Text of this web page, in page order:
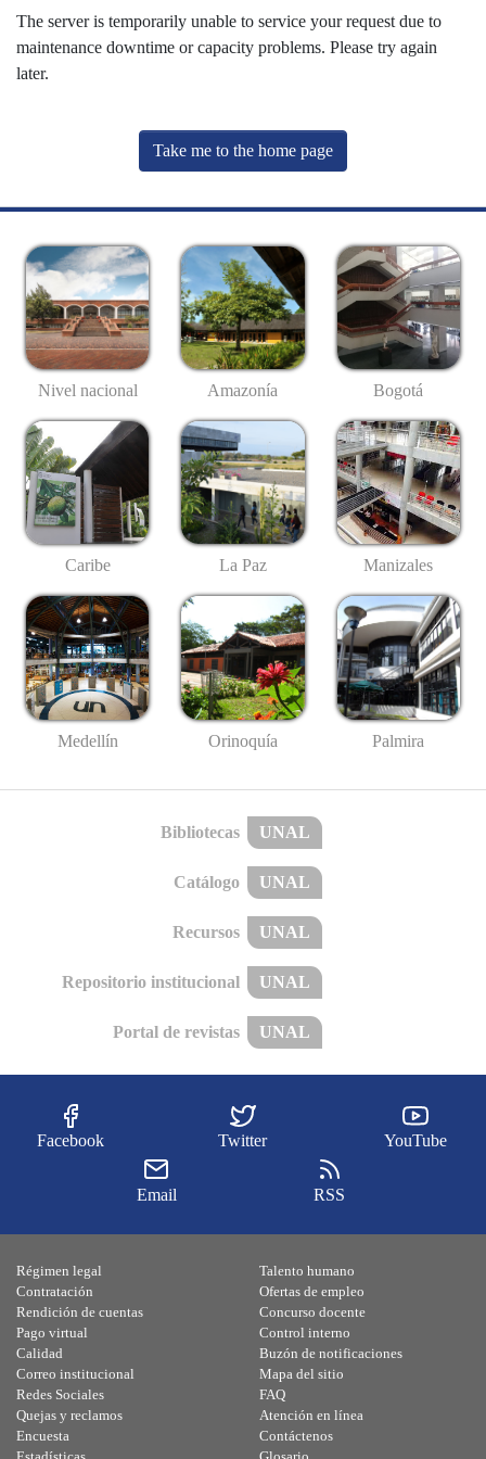
The server is temporarily unable to service your request due to
maintenance downtime or capacity problems. Please try again
later.
Take me to the home page
Nivel nacional Amazonía Bogotá
Caribe La Paz Manizales
Medellín Orinoquía Palmira
Bibliotecas UNAL
Catálogo UNAL
Recursos UNAL
Repositorio institucional UNAL
Portal de revistas UNAL
Facebook Twitter YouTube
Email RSS
Régimen legal
Contratación
Rendición de cuentas
Pago virtual
Calidad
Talento humano
Ofertas de empleo
Concurso docente
Control interno
Buzón de notificaciones
Correo institucional
Redes Sociales
Quejas y reclamos
Encuesta
Mapa del sitio
FAQ
Atención en línea
Contáctenos